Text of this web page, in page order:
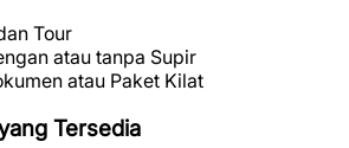
Tour
atau tanpa Supir
atau Paket Kilat
Tersedia